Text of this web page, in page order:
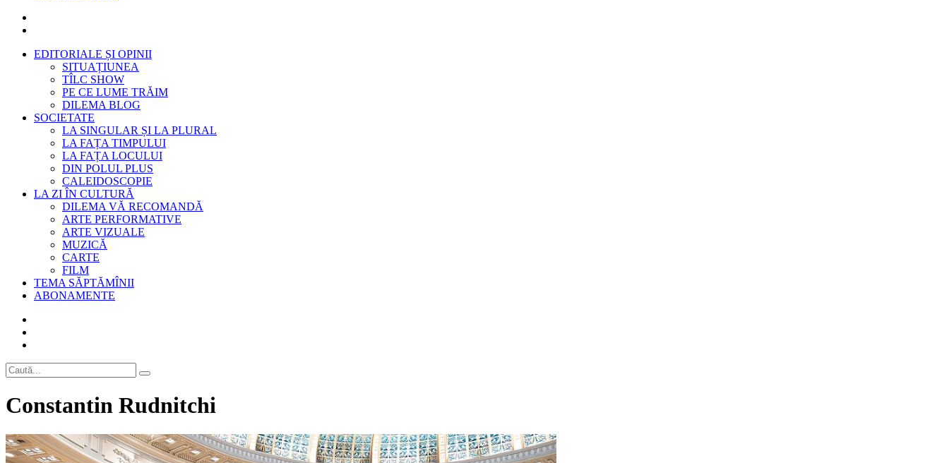
EDITORIALE ȘI OPINII
SITUAȚIUNEA
TÎLC SHOW
PE CE LUME TRĂIM
DILEMA BLOG
SOCIETATE
LA SINGULAR ȘI LA PLURAL
LA FAȚA TIMPULUI
LA FAȚA LOCULUI
DIN POLUL PLUS
CALEIDOSCOPIE
LA ZI ÎN CULTURĂ
DILEMA VĂ RECOMANDĂ
ARTE PERFORMATIVE
ARTE VIZUALE
MUZICĂ
CARTE
FILM
TEMA SĂPTĂMÎNII
ABONAMENTE
Constantin Rudnitchi